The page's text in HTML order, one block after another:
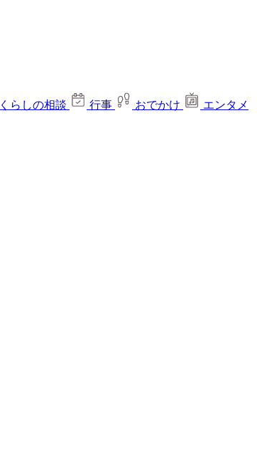
くらしの相談 行事 おでかけ
エンタメ